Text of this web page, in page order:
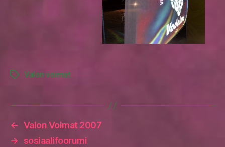
TagsValon voimat
← Valon Voimat 2007
→
sosiaalifoorumi